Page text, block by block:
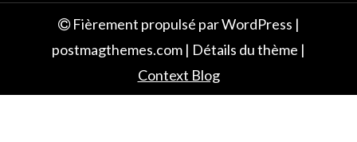
Fièrement propulsé par WordPress |
postmagthemes.com | Détails du thème |
Context Blog